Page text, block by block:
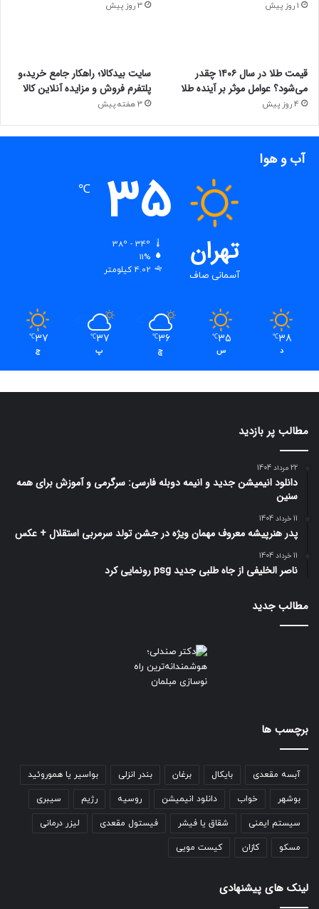
1 روز پیش 3 روز پیش
قیمت طلا در سال ۱۴۰۶ چقدر
می‌شود؟ عوامل موثر بر آینده طلا
4 روز پیش
سایت بیدکالا؛ راهکار جامع خرید،و
پلتفرم فروش و مزایده آنلاین کالا
3 هفته پیش
آب و هوا
تهران
آسمانی صاف
35
℃
11%
4.02 کیلومتر
38
℃
د
35
℃
س
36
℃
چ
37
℃
پ
37
℃
ج
مطالب پر بازدید
22 مرداد 1404
دانلود انیمیشن جدید و انیمه دوبله فارسی: سرگرمی و آموزش برای همه
سنین
11 خرداد 1404
پدر هنرپیشه معروف مهمان ویژه در جشن تولد سرمربی استقلال + عکس
11 خرداد 1404
ناصر الخلیفی از جاه طلبی جدید psg رونمایی کرد
مطالب جدید
برچسب ها
آبسه مقعدی بایکال برغان بندر انزلی بواسیر یا هموروئید
بوشهر خواب دانلود انیمیشن روسیه رژیم سیبری
سیستم ایمنی شقاق یا فیشر فیستول مقعدی لیزر درمانی
مسکو کازان کیست مویی
لینک های پیشنهادی